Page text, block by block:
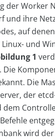
der Worker
und ihre
auf
und
1
Die
Die
der
dem
wird